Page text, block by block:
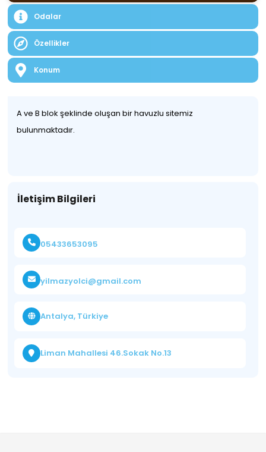
Odalar
Özellikler
Konum
A ve B blok şeklinde oluşan bir havuzlu sitemiz
bulunmaktadır.
İletişim Bilgileri
05433653095
yilmazyolci@gmail.com
Antalya, Türkiye
Liman Mahallesi 46.Sokak No.13